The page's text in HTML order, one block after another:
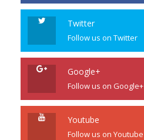
Twitter
Follow us on Twitter
Google+
Follow us on Google+
Youtube
Follow us on Youtube